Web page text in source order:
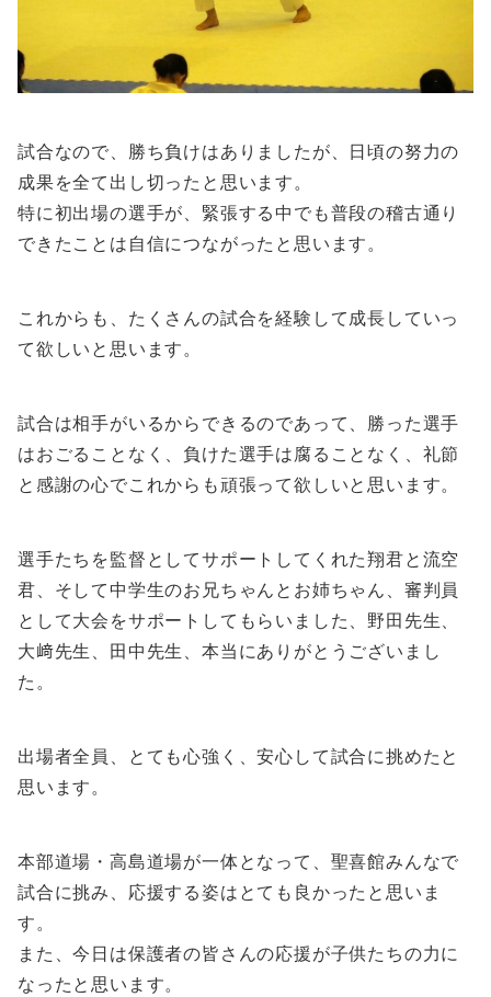
試合なので、勝ち負けはありましたが、日頃の努力の
成果を全て出し切ったと思います。
特に初出場の選手が、緊張する中でも普段の稽古通り
できたことは自信につながったと思います。
これからも、たくさんの試合を経験して成長していっ
て欲しいと思います。
試合は相手がいるからできるのであって、勝った選手
はおごることなく、負けた選手は腐ることなく、礼節
と感謝の心でこれからも頑張って欲しいと思います。
選手たちを監督としてサポートしてくれた翔君と流空
君、そして中学生のお兄ちゃんとお姉ちゃん、審判員
として大会をサポートしてもらいました、野田先生、
大﨑先生、田中先生、本当にありがとうございまし
た。
出場者全員、とても心強く、安心して試合に挑めたと
思います。
本部道場・高島道場が一体となって、聖喜館みんなで
試合に挑み、応援する姿はとても良かったと思いま
す。
また、今日は保護者の皆さんの応援が子供たちの力に
なったと思います。